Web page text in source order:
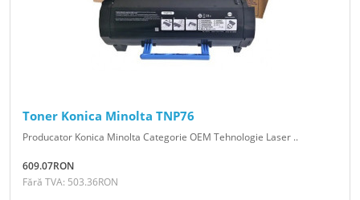
Toner Konica Minolta TNP76
Producator Konica Minolta Categorie OEM Tehnologie Laser ..
609.07RON
Fără TVA: 503.36RON